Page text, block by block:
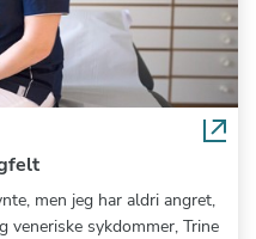
men jeg har aldri angret,
sykdommer, Trine